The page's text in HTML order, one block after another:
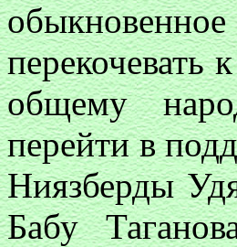
общему
перейти в
Ниязберды
Бабу